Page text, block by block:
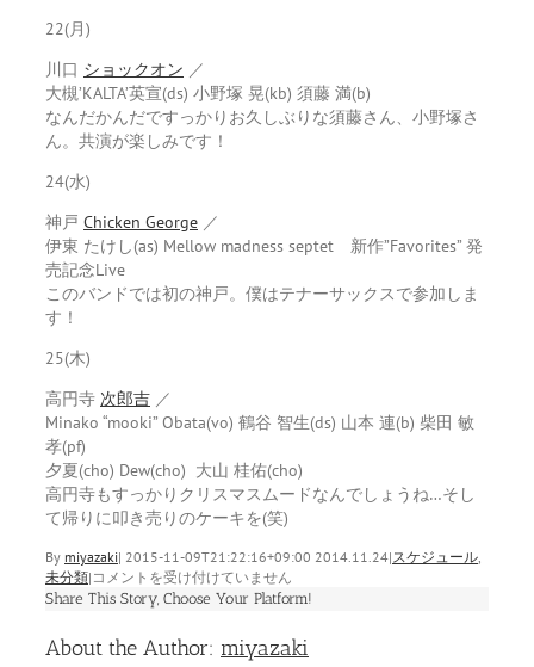
22(月)
川口 ショックオン ／
大槻’KALTA’英宣(ds) 小野塚 晃(kb) 須藤 満(b)
なんだかんだですっかりお久しぶりな須藤さん、小野塚さ
ん。共演が楽しみです！
24(水)
神戸 Chicken George ／
伊東 たけし(as) Mellow madness septet 新作”Favorites” 発
売記念Live
このバンドでは初の神戸。僕はテナーサックスで参加しま
す！
25(木)
高円寺 次郎吉 ／
Minako “mooki” Obata(vo) 鶴谷 智生(ds) 山本 連(b) 柴田 敏
孝(pf)
夕夏(cho) Dew(cho) 大山 桂佑(cho)
高円寺もすっかりクリスマスムードなんでしょうね…そし
て帰りに叩き売りのケーキを(笑)
By miyazaki| 2015-11-09T21:22:16+09:00 2014.11.24| スケジュール
未分類| １
２
予
コメントを受け付けていません
Share This Story, Choose Your Platform!
Facebook
Twitter
Linkedin
Reddit
Tumblr
Google+
Pinterest
Vk
Email
About the Author: miyazaki